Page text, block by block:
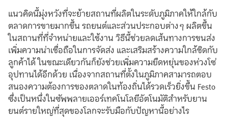
แนวคิดนี้มุ่งหวังที่จะย้ายสถานที่ผลิตในระดับภูมิภาคให้ใกล้กับ
ตลาดการขายมากขึ้น รถยนต์และส่วนประกอบต่างๆ ผลิตขึ้น
ในสถานที่ที่จำหน่ายและใช้งาน วิธีนี้ช่วยลดเส้นทางการขนส่ง
เพิ่มความน่าเชื่อถือในการจัดส่ง และเสริมสร้างความใกล้ชิดกับ
ลูกค้าได้ ในขณะเดียวกันก็ยังช่วยเพิ่มความยืดหยุ่นของห่วงโซ่
อุปทานได้อีกด้วย เนื่องจากสถานที่ตั้งในภูมิภาคสามารถตอบ
สนองความต้องการของตลาดในท้องถิ่นได้รวดเร็วยิ่งขึ้น Festo
ซึ่งเป็นหนึ่งในซัพพลายเออร์เทคโนโลยีอัตโนมัติสำหรับยาน
ยนต์รายใหญ่ที่สุดของโลกจะรับมือกับปัญหานี้อย่างไร